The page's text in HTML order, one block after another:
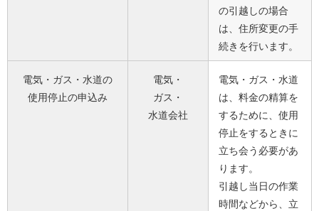
の引越しの場合
は、住所変更の手
続きを行います。
電気・ガス・水道の
使用停止の申込み
電気・
ガス・
水道会社
電気・ガス・水道
は、料金の精算を
するために、使用
停止をするときに
立ち会う必要があ
ります。
引越し当日の作業
時間などから、立